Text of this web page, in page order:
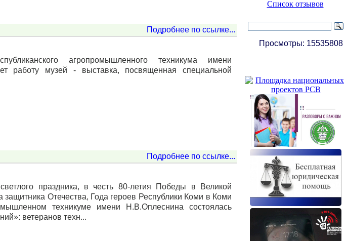
Подробнее по ссылке...
агропромышленного техникума имени
работу музей - выставка, посвященная специальной
Подробнее по ссылке...
праздника, в честь 80-летия Победы в Великой
защитника Отечества, Года героев Республики Коми в Коми
техникуме имени Н.В.Оплеснина состоялась
ветеранов техн...
Список отзывов
Просмотры: 15535808